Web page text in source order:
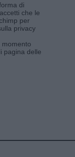
di
che le
per
privacy
momento
pagina delle